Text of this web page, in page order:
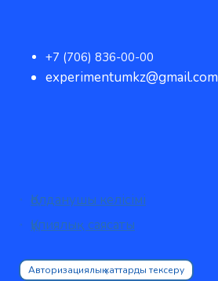
+7 (706) 836-00-00
experimentumkz@gmail.com
Қолданушы келісімі
Құпиялық саясаты
Авторизациялық хаттарды тексеру